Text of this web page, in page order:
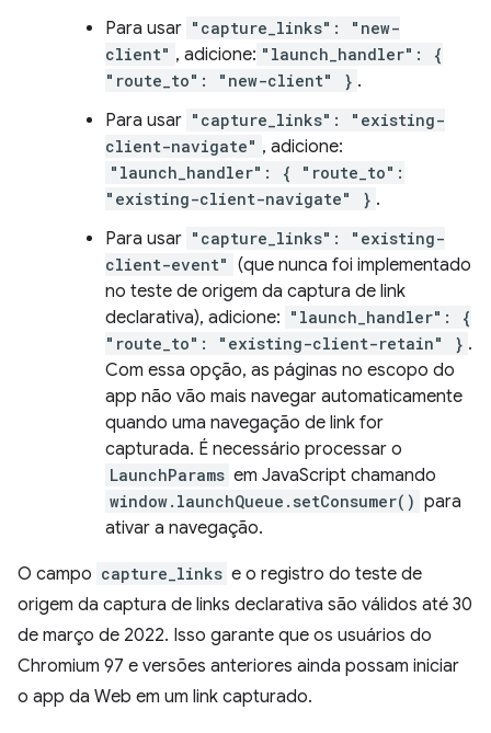
Para usar "capture_links": "new-
client" , adicione: "launch_handler": {
"route_to": "new-client" } .
Para usar "capture_links": "existing-
client-navigate" , adicione:
"launch_handler": { "route_to":
"existing-client-navigate" } .
Para usar "capture_links": "existing-
client-event" (que nunca foi implementado
no teste de origem da captura de link
declarativa), adicione: "launch_handler": {
"route_to": "existing-client-retain" } .
Com essa opção, as páginas no escopo do
app não vão mais navegar automaticamente
quando uma navegação de link for
capturada. É necessário processar o
LaunchParams em JavaScript chamando
window.launchQueue.setConsumer() para
ativar a navegação.
O campo capture_links e o registro do teste de
origem da captura de links declarativa são válidos até 30
de março de 2022. Isso garante que os usuários do
Chromium 97 e versões anteriores ainda possam iniciar
o app da Web em um link capturado.